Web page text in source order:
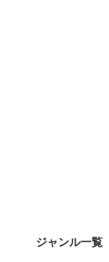
ジャンル一覧